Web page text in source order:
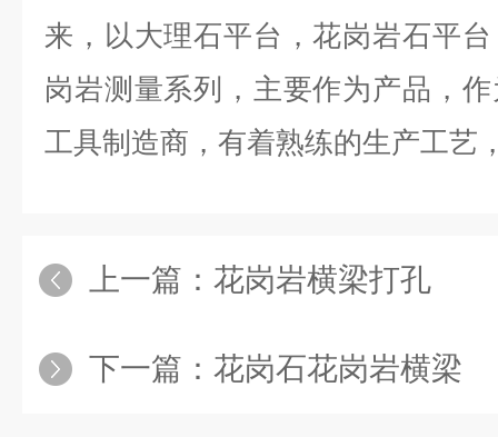
来，以大理石平台，花岗岩石平
岗岩测量系列，主要作为产品，
工具制造商，有着熟练的生产工艺
上一篇： 花岗岩横梁打孔
下一篇： 花岗石花岗岩横梁